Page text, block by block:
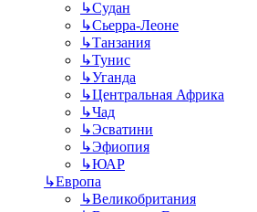
↳Судан
↳Сьерра-Леоне
↳Танзания
↳Тунис
↳Уганда
↳Центральная Африка
↳Чад
↳Эсватини
↳Эфиопия
↳ЮАР
↳Европа
↳Великобритания